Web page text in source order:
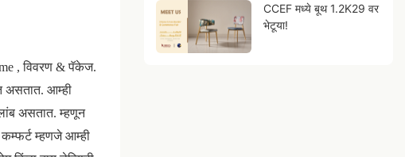
, विवरण & पॅकेज.
असतात. आम्ही
लांब असतात. म्हणून
कम्फर्ट म्हणजे आम्ही
CCEF मध्ये बूथ 1.2K29 वर
भेटूया!